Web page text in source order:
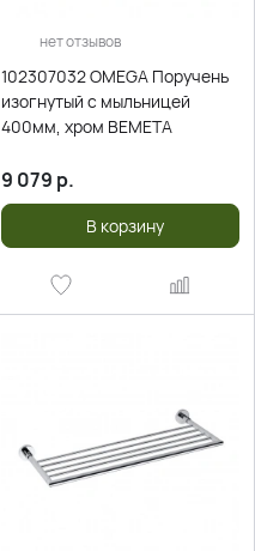
нет отзывов
102307032 OMEGA Поручень
изогнутый с мыльницей
400мм, хром BEMETA
9 079 р.
В корзину